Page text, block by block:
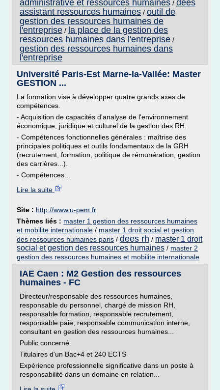
administrative et ressources humaines / dees
assistant ressources humaines / outil de
gestion des ressources humaines de
l'entreprise / la place de la gestion des
ressources humaines dans l'entreprise /
gestion des ressources humaines dans
l'entreprise
Université Paris-Est Marne-la-Vallée: Master
GESTION ...
La formation vise à développer quatre grands axes de
compétences.
- Acquisition de capacités d'analyse de l'environnement
économique, juridique et culturel de la gestion des RH.
- Compétences fonctionnelles générales : maîtrise des
principales politiques et outils fondamentaux de la GRH
(recrutement, formation, politique de rémunération, gestion
des carrières...).
- Compétences...
Lire la suite
Site : http://www.u-pem.fr
Thèmes liés : master 1 gestion des ressources humaines
et mobilite internationale / master 1 droit social et gestion
des ressources humaines paris / dees rh / master 1 droit
social et gestion des ressources humaines / master 2
gestion des ressources humaines et mobilite internationale
IAE Caen : M2 Gestion des ressources
humaines - FC
Directeur/responsable des ressources humaines,
responsable du personnel, chargé de mission RH,
responsable formation, responsable recrutement,
responsable paie, responsable communication interne,
consultant en gestion des ressources humaines...
Public concerné
Titulaires d'un Bac+4 et 240 ECTS
Expérience professionnelle significative dans un poste à
responsabilité dans un domaine en relation...